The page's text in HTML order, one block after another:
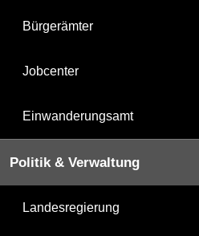
Bürgerämter
Jobcenter
Einwanderungsamt
Politik & Verwaltung
Landesregierung